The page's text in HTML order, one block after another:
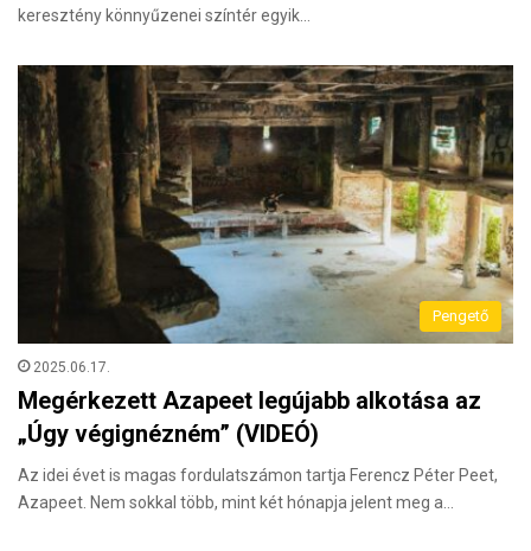
keresztény könnyűzenei színtér egyik…
Pengető
2025.06.17.
Megérkezett Azapeet legújabb alkotása az
„Úgy végignézném” (VIDEÓ)
Az idei évet is magas fordulatszámon tartja Ferencz Péter Peet,
Azapeet. Nem sokkal több, mint két hónapja jelent meg a…